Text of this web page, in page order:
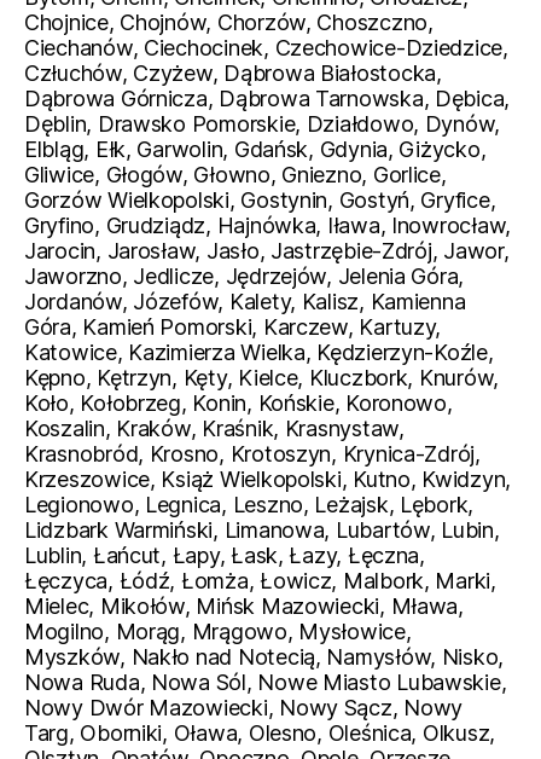
Chojnice, Chojnów, Chorzów, Choszczno,
Ciechanów, Ciechocinek, Czechowice-Dziedzice,
Człuchów, Czyżew, Dąbrowa Białostocka,
Dąbrowa Górnicza, Dąbrowa Tarnowska, Dębica,
Dęblin, Drawsko Pomorskie, Działdowo, Dynów,
Elbląg, Ełk, Garwolin, Gdańsk, Gdynia, Giżycko,
Gliwice, Głogów, Głowno, Gniezno, Gorlice,
Gorzów Wielkopolski, Gostynin, Gostyń, Gryfice,
Gryfino, Grudziądz, Hajnówka, Iława, Inowrocław,
Jarocin, Jarosław, Jasło, Jastrzębie-Zdrój, Jawor,
Jaworzno, Jedlicze, Jędrzejów, Jelenia Góra,
Jordanów, Józefów, Kalety, Kalisz, Kamienna
Góra, Kamień Pomorski, Karczew, Kartuzy,
Katowice, Kazimierza Wielka, Kędzierzyn-Koźle,
Kępno, Kętrzyn, Kęty, Kielce, Kluczbork, Knurów,
Koło, Kołobrzeg, Konin, Końskie, Koronowo,
Koszalin, Kraków, Kraśnik, Krasnystaw,
Krasnobród, Krosno, Krotoszyn, Krynica-Zdrój,
Krzeszowice, Książ Wielkopolski, Kutno, Kwidzyn,
Legionowo, Legnica, Leszno, Leżajsk, Lębork,
Lidzbark Warmiński, Limanowa, Lubartów, Lubin,
Lublin, Łańcut, Łapy, Łask, Łazy, Łęczna,
Łęczyca, Łódź, Łomża, Łowicz, Malbork, Marki,
Mielec, Mikołów, Mińsk Mazowiecki, Mława,
Mogilno, Morąg, Mrągowo, Mysłowice,
Myszków, Nakło nad Notecią, Namysłów, Nisko,
Nowa Ruda, Nowa Sól, Nowe Miasto Lubawskie,
Nowy Dwór Mazowiecki, Nowy Sącz, Nowy
Targ, Oborniki, Oława, Olesno, Oleśnica, Olkusz,